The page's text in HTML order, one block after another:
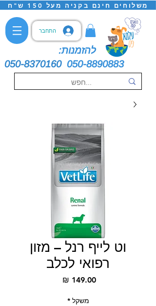
משלוחים חינם בקניה מעל 150 ש"ח
התחבר
להזמנות:
050-8370160 050-8890883
וט לייף רנל – מזון
רפואי לכלב
משקל *